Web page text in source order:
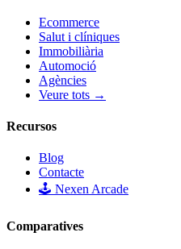
Ecommerce
Salut i clíniques
Immobiliària
Automoció
Agències
Veure tots →
Recursos
Blog
Contacte
🕹️ Nexen Arcade
Comparatives